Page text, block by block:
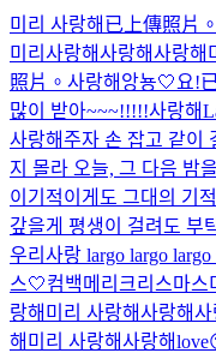
미리 사랑해 已上傳照片。
미리사랑해사랑해사랑해
照片。 사랑해 앙뇽🤍 요!
많이 받아~~~!!!!!사랑해
사랑해주자 손 잡고 같이
지 몰라 오늘, 그 다음 밤
이기적이게도 그대의 기
갚을게 평생이 걸려도 부
우리사랑 largo largo largo
스🤍컴백메리크리스마스
랑해 미리 사랑해사랑해사
해 미리 사랑해사랑해